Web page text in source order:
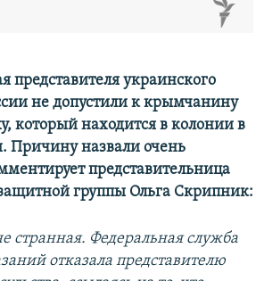
представителя украинского
не допустили к крымчанину
который находится в колонии в
Причину назвали очень
представительница
группы Ольга Скрипник:
странная. Федеральная служба
отказала представителю